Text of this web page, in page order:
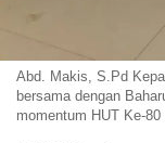
Abd. Makis, S.Pd
bersama dengan
momentum HUT Ke-